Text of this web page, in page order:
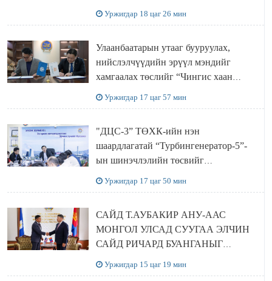
Уржигдар 18 цаг 26 мин
Улаанбаатарын утааг бууруулах,
нийслэлчүүдийн эрүүл мэндийг
хамгаалах төслийг “Чингис хаан
Уржигдар 17 цаг 57 мин
"ДЦС-3” ТӨХК-ийн нэн
шаардлагатай “Турбингенератор-5”-
ын шинэчлэлийн төсвийг
Уржигдар 17 цаг 50 мин
САЙД Т.АУБАКИР АНУ-ААС
МОНГОЛ УЛСАД СУУГАА ЭЛЧИН
САЙД РИЧАРД БУАНГАНЫГ
Уржигдар 15 цаг 19 мин